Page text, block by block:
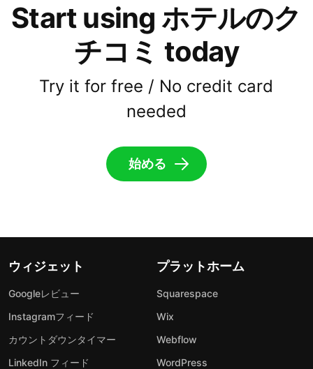
Start using ホテルのク
チコミ today
Try it for free / No credit card
needed
始める
ウィジェット
Googleレビュー
Instagramフィード
カウントダウンタイマー
LinkedIn フィード
プラットホーム
Squarespace
Wix
Webflow
WordPress